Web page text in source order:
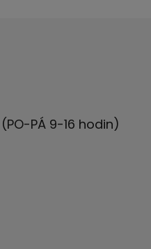
PÁ 9-16 hodin)